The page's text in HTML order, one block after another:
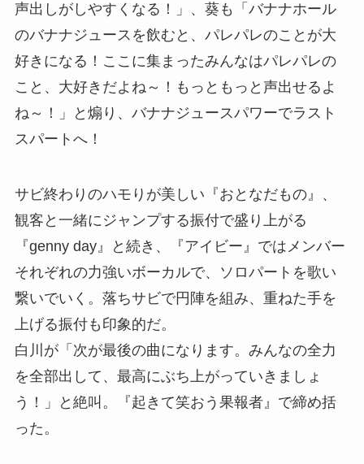
声出しがしやすくなる！」、葵も「バナナホール
のバナナジュースを飲むと、パレパレのことが大
好きになる！ここに集まったみんなはパレパレの
こと、大好きだよね～！もっともっと声出せるよ
ね～！」と煽り、バナナジュースパワーでラスト
スパートへ！
サビ終わりのハモりが美しい『おとなだもの』、
観客と一緒にジャンプする振付で盛り上がる
『genny day』と続き、『アイビー』ではメンバー
それぞれの力強いボーカルで、ソロパートを歌い
繋いでいく。落ちサビで円陣を組み、重ねた手を
上げる振付も印象的だ。
白川が「次が最後の曲になります。みんなの全力
を全部出して、最高にぶち上がっていきましょ
う！」と絶叫。『起きて笑おう果報者』で締め括
った。